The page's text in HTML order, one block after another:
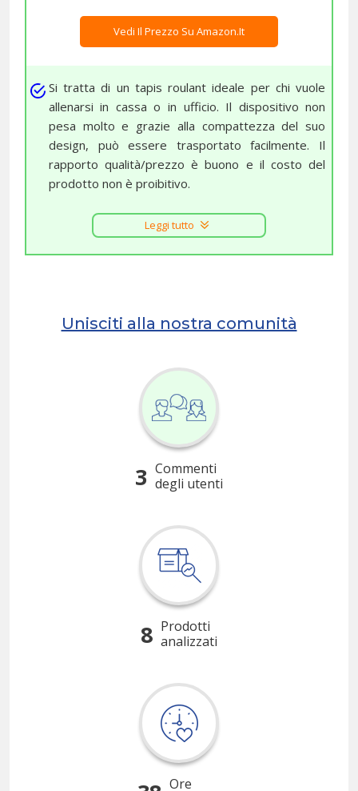
Unisciti alla nostra comunità
3 Commenti
degli utenti
8 Prodotti
analizzati
Ore
Vedi Il Prezzo Su Amazon.it
Si tratta di un tapis roulant ideale per chi vuole
allenarsi in cassa o in ufficio. Il dispositivo non
pesa molto e grazie alla compattezza del suo
design, può essere trasportato facilmente. Il
rapporto qualità/prezzo è buono e il costo del
prodotto non è proibitivo.
Leggi tutto